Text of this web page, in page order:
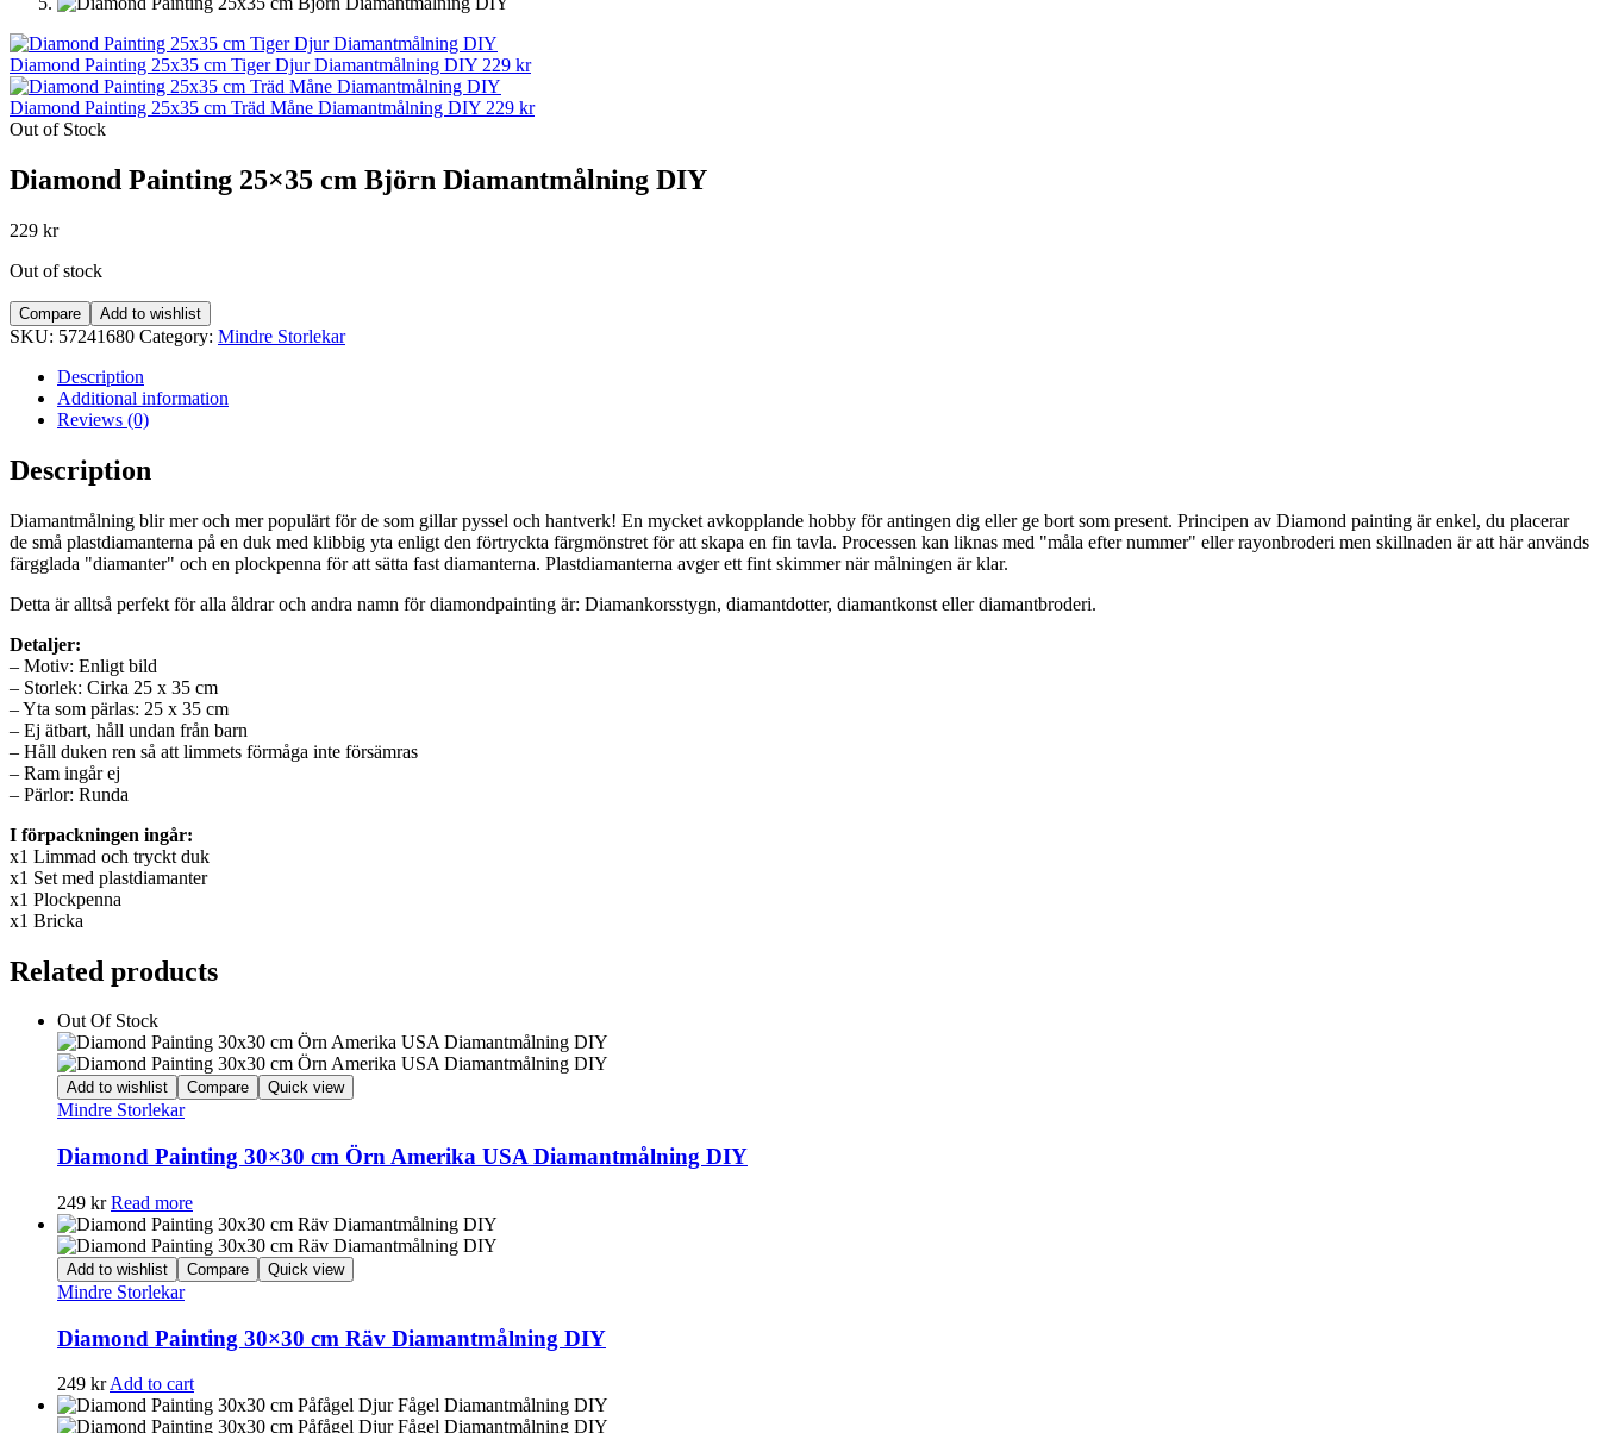
Diamond Painting 25x35 cm Tiger Djur Diamantmålning DIY 229 kr
Diamond Painting 25x35 cm Träd Måne Diamantmålning DIY 229 kr
Out of Stock
Diamond Painting 25×35 cm Björn Diamantmålning DIY
229 kr
Out of stock
Compare Add to wishlist
SKU: 57241680 Category: Mindre Storlekar
Description
Additional information
Reviews (0)
Description
Diamantmålning blir mer och mer populärt för de som gillar pyssel och hantverk! En mycket avkopplande hobby för antingen dig eller ge bort som present. Principen av Diamond painting är enkel, du placerar
de små plastdiamanterna på en duk med klibbig yta enligt den förtryckta färgmönstret för att skapa en fin tavla. Processen kan liknas med "måla efter nummer" eller rayonbroderi men skillnaden är att här används
färgglada "diamanter" och en plockpenna för att sätta fast diamanterna. Plastdiamanterna avger ett fint skimmer när målningen är klar.
Detta är alltså perfekt för alla åldrar och andra namn för diamondpainting är: Diamankorsstygn, diamantdotter, diamantkonst eller diamantbroderi.
Detaljer:
– Motiv: Enligt bild
– Storlek: Cirka 25 x 35 cm
– Yta som pärlas: 25 x 35 cm
– Ej ätbart, håll undan från barn
– Håll duken ren så att limmets förmåga inte försämras
– Ram ingår ej
– Pärlor: Runda
I förpackningen ingår:
x1 Limmad och tryckt duk
x1 Set med plastdiamanter
x1 Plockpenna
x1 Bricka
Related products
Out Of Stock
Add to wishlist Compare Quick view
Mindre Storlekar
Diamond Painting 30×30 cm Örn Amerika USA Diamantmålning DIY
249 kr Read more
Add to wishlist Compare Quick view
Mindre Storlekar
Diamond Painting 30×30 cm Räv Diamantmålning DIY
249 kr Add to cart